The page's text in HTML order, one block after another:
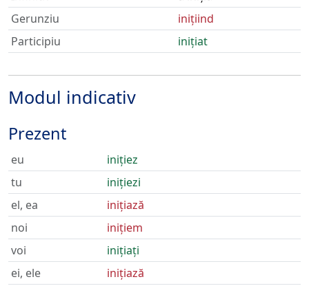
Gerunziu
inițiind
Participiu
inițiat
Modul indicativ
Prezent
eu
inițiez
tu
inițiezi
el, ea
inițiază
noi
inițiem
voi
inițiați
ei, ele
inițiază